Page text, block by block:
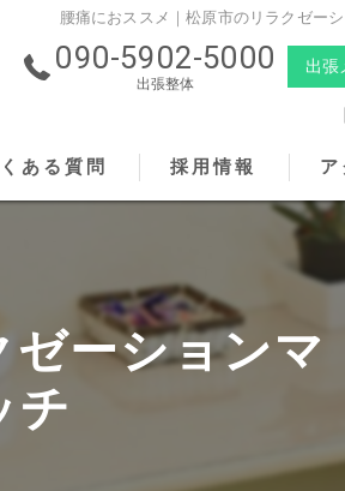
腰痛におススメ｜松原市のリラクゼー
090-5902-5000
出張整体
出張
ある質問 採用情報 ア
こ
ーションマ
チ